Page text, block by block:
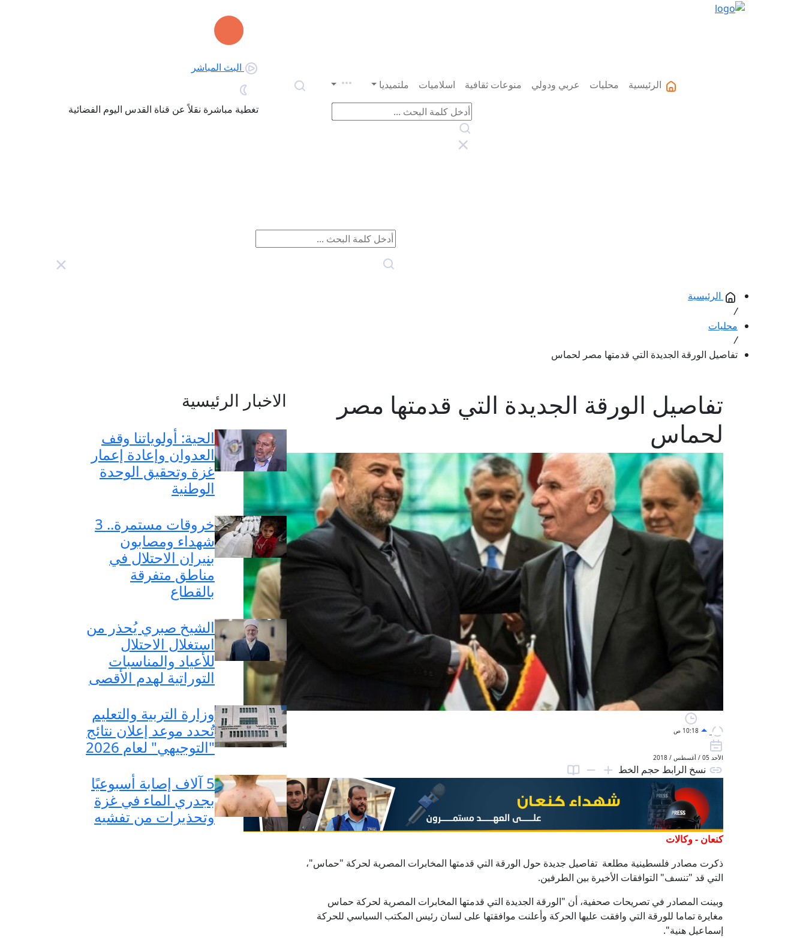
الرئيسية محليات عربي ودولي منوعات ثقافية اسلاميات ملتميديا
البث المباشر
تغطية مباشرة نقلاً عن قناة القدس اليوم الفضائية
الرئيسية
/
محليات
/
تفاصيل الورقة الجديدة التي قدمتها مصر لحماس
تفاصيل الورقة الجديدة التي قدمتها مصر
لحماس
10:18 ص
الأحد 05 / أغسطس / 2018
نسخ الرابط حجم الخط
كنعان - وكالات
ذكرت مصادر فلسطينية مطلعة تفاصيل جديدة حول الورقة التي قدمتها المخابرات المصرية لحركة "حماس"،
التي قد "تنسف" التوافقات الأخيرة بين الطرفين.
وبينت المصادر في تصريحات صحفية، أن "الورقة الجديدة التي قدمتها المخابرات المصرية لحركة حماس
مغايرة تماما للورقة التي وافقت عليها الحركة وأعلنت موافقتها على لسان رئيس المكتب السياسي للحركة
إسماعيل هنية".
الاخبار الرئيسية
الحية: أولوياتنا وقف
العدوان وإعادة إعمار
غزة وتحقيق الوحدة
الوطنية
خروقات مستمرة.. 3
شهداء ومصابون
بنيران الاحتلال في
مناطق متفرقة
بالقطاع
الشيخ صبري يُحذر من
استغلال الاحتلال
للأعياد والمناسبات
التوراتية لهدم الأقصى
وزارة التربية والتعليم
تُحدد موعد إعلان نتائج
"التوجيهي" لعام 2026
5 آلاف إصابة أسبوعيًا
بجدري الماء في غزة
وتحذيرات من تفشيه